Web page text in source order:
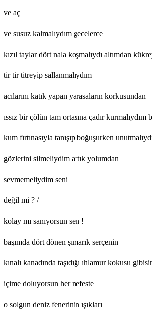
ve aç
ve susuz kalmalıydım gecelerce
kızıl taylar dört nala koşmalıydı altımdan
tir tir titreyip sallanmalıydım
acılarını katık yapan yarasaların korkusundan
ıssız bir çölün tam ortasına çadır kurmalıydım
kum fırtınasıyla tanışıp boğuşurken
gözlerini silmeliydim artık yolumdan
sevmemeliydim seni
değil mi ? /
kolay mı sanıyorsun sen !
başımda dört dönen şımarık serçenin
kınalı kanadında taşıdığı ıhlamur kokusu
içime doluyorsun her nefeste
o solgun deniz fenerinin ışıkları